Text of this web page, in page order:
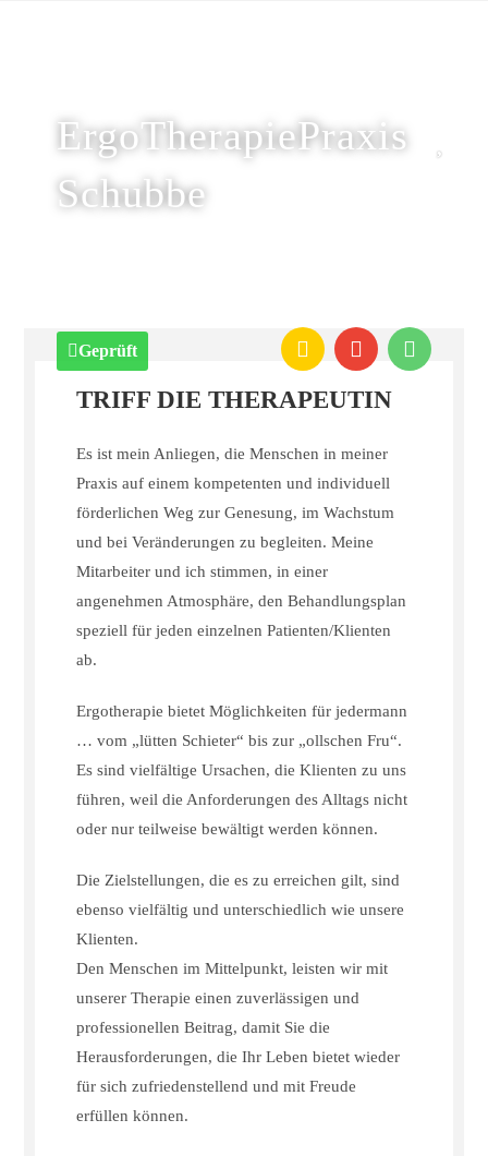
ErgoTherapiePraxis
Schubbe
Geprüft
TRIFF DIE THERAPEUTIN
Es ist mein Anliegen, die Menschen in meiner
Praxis auf einem kompetenten und individuell
förderlichen Weg zur Genesung, im Wachstum
und bei Veränderungen zu begleiten. Meine
Mitarbeiter und ich stimmen, in einer
angenehmen Atmosphäre, den Behandlungsplan
speziell für jeden einzelnen Patienten/Klienten
ab.
Ergotherapie bietet Möglichkeiten für jedermann
… vom „lütten Schieter“ bis zur „ollschen Fru“.
Es sind vielfältige Ursachen, die Klienten zu uns
führen, weil die Anforderungen des Alltags nicht
oder nur teilweise bewältigt werden können.
Die Zielstellungen, die es zu erreichen gilt, sind
ebenso vielfältig und unterschiedlich wie unsere
Klienten.
Den Menschen im Mittelpunkt, leisten wir mit
unserer Therapie einen zuverlässigen und
professionellen Beitrag, damit Sie die
Herausforderungen, die Ihr Leben bietet wieder
für sich zufriedenstellend und mit Freude
erfüllen können.